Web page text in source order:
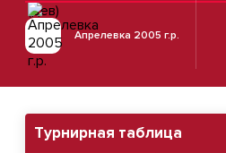
Апрелевка 2005 г.р.
Турнирная таблица